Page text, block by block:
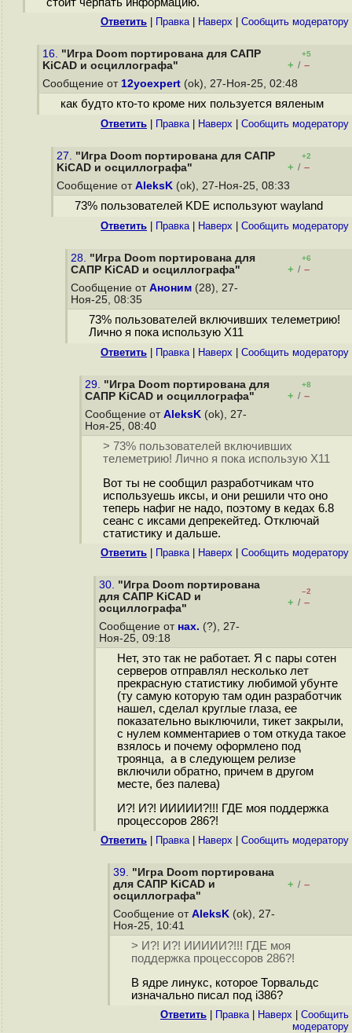
Ответить Правка| Наверх Cообщить модератору
16. "Игра Doom портирована для САПР
KiCAD и осциллографа"
+5
+ / –
Сообщение от 12yoexpert (ok), 27-Ноя-25, 02:48
как будто кто-то кроме них пользуется вяленым
Ответить Правка| Наверх Cообщить модератору
27. "Игра Doom портирована для САПР
KiCAD и осциллографа"
+2
+ / –
Сообщение от AleksK (ok), 27-Ноя-25, 08:33
73% пользователей KDE используют wayland
Ответить Правка| Наверх Cообщить модератору
28. "Игра Doom портирована для
САПР KiCAD и осциллографа"
+6
+ / –
Сообщение от Аноним (28), 27-
Ноя-25, 08:35
73% пользователей включивших телеметрию!
Лично я пока использую Х11
Ответить Правка| Наверх Cообщить модератору
29. "Игра Doom портирована для
САПР KiCAD и осциллографа"
+8
+ / –
Сообщение от AleksK (ok), 27-
Ноя-25, 08:40
> 73% пользователей включивших
телеметрию! Лично я пока использую Х11
Вот ты не сообщил разработчикам что
используешь иксы, и они решили что оно
теперь нафиг не надо, поэтому в кедах 6.8
сеанс с иксами депрекейтед. Отключай
статистику и дальше.
Ответить Правка| Наверх Cообщить модератору
30. "Игра Doom портирована
для САПР KiCAD и
осциллографа"
–2
+ / –
Сообщение от нах. (?), 27-
Ноя-25, 09:18
Нет, это так не работает. Я с пары сотен
серверов отправлял несколько лет
прекрасную статистику любимой убунте
(ту самую которую там один разработчик
нашел, сделал круглые глаза, ее
показательно выключили, тикет закрыли,
с нулем комментариев о том откуда такое
взялось и почему оформлено под
троянца, а в следующем релизе
включили обратно, причем в другом
месте, без палева)
И?! И?! ИИИИИ?!!! ГДЕ моя поддержка
процессоров 286?!
Ответить Правка| Наверх Cообщить модератору
39. "Игра Doom портирована
для САПР KiCAD и
осциллографа"
+ / –
Сообщение от AleksK (ok), 27-
Ноя-25, 10:41
> И?! И?! ИИИИИ?!!! ГДЕ моя
поддержка процессоров 286?!
В ядре линукс, которое Торвальдс
изначально писал под i386?
Ответить Правка| Наверх
Cообщить
модератору